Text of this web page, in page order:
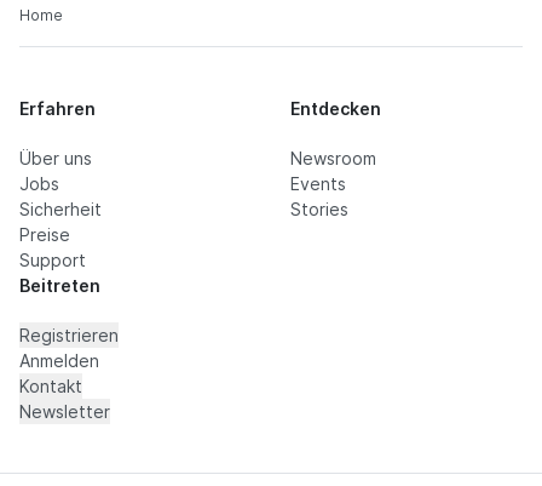
Home
Erfahren
Über uns
Jobs
Sicherheit
Preise
Support
Entdecken
Newsroom
Events
Stories
Beitreten
Registrieren
Anmelden
Kontakt
Newsletter